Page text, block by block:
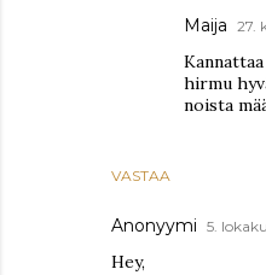
VASTAA
Maija 27.
hirmu
noista
Anonyymi 5.
Hey,